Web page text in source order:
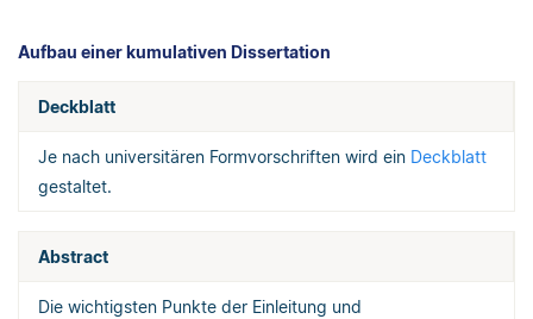
Aufbau einer kumulativen Dissertation
Deckblatt
Je nach universitären Formvorschriften wird ein Deckblatt
gestaltet.
Abstract
Die wichtigsten Punkte der Einleitung und